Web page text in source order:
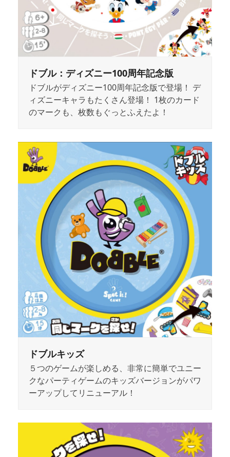
ドブル：ディズニー100周年記念版
ドブルがディズニー100周年記念版で登場！ デ
ィズニーキャラもたくさん登場！ 1枚のカード
のマークも、枚数もぐっとふえたよ！
ドブルキッズ
５つのゲームが楽しめる、非常に簡単でユニー
クなパーティゲームのキッズバージョンがパワ
ーアップしてリニューアル！